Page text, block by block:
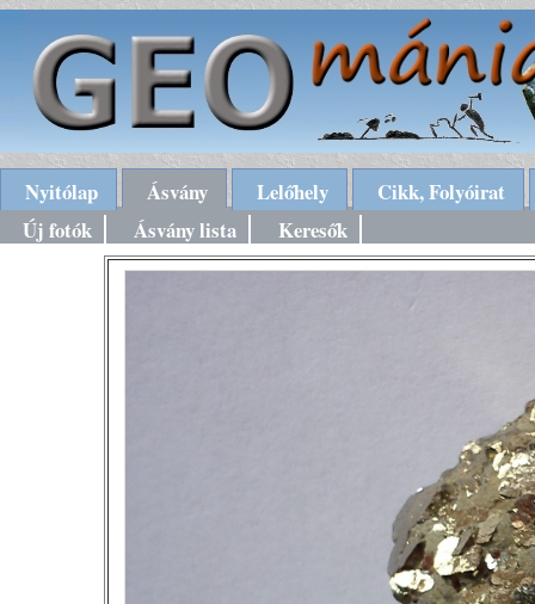
Nyitólap Ásvány Lelőhely
Cikk, Folyóirat
Új fotók
Ásvány lista Keresők